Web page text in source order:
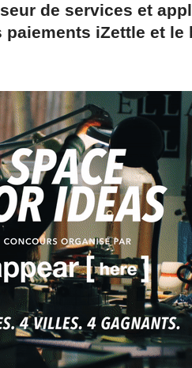
de services et
iZettle et le